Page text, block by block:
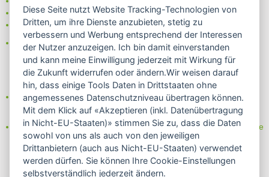
- Rechnung
- Lastschrift/Bankeinzug
Das Internetsiegel "GEPRÜFTER SHOP – Sicher einkaufen":
Partner von:
Wine in Moderation - bewußt genießen
Erfahren Sie mehr über Biowein in unserem Blog oder Folgen Sie
uns!
Blog
Facebook
Diese Seite nutzt Website Tracking-Technologien von
Dritten, um ihre Dienste anzubieten, stetig zu
verbessern und Werbung entsprechend der Interessen
der Nutzer anzuzeigen. Ich bin damit einverstanden
und kann meine Einwilligung jederzeit mit Wirkung für
die Zukunft widerrufen oder ändern.Wir weisen darauf
hin, dass einige Tools Daten in Drittstaaten ohne
angemessenes Datenschutzniveau übertragen können.
Mit dem Klick auf «Akzeptieren (inkl. Datenübertragung
in Nicht-EU-Staaten)» stimmen Sie zu, dass die Daten
sowohl von uns als auch von den jeweiligen
Drittanbietern (auch aus Nicht-EU-Staaten) verwendet
werden dürfen. Sie können Ihre Cookie-Einstellungen
selbstverständlich jederzeit ändern.